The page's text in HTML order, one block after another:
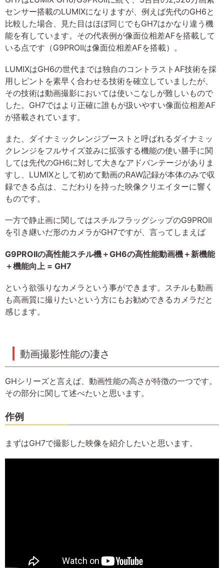
センサー搭載のLUMIXになりますが、例えば先代のGH6と
比較した場合、見た目はほぼ同じでもGH7はかなり違う機
能を有しています。その代表例が像面位相差AFを搭載して
いる点です（G9PROIIは像面位相差AFを搭載）。
LUMIXはGH6の世代までは独自のコントラストAF技術を採
用しピントを素早く合わせる技術を確立していましたが、
その技術は動画撮影においては使いこなしが難しいもので
した。GH7ではより正確に誰もが扱いやすい像面位相差AF
が搭載されています。
また、ダイナミックレンジブーストと呼ばれるダイナミッ
クレンジをフルサイズ並みに拡張する機能の使い勝手に関
しては先代のGH6に対して大きなアドバンテージがありま
すし、LUMIXとして初めて動画のRAW記録が本体のみで収
録できる点は、こだわりを持った映像クリエイターに響く
ものです。
一方で静止画に関してはスチルフラッグシップのG9PROII
を引き継いだ形のカメラがGH7ですが、言ってしまえば
G9PROIIの高性能スチル機＋GH6の高性能動画機＋新機能
＋機能向上 = GH7
という欲張りなカメラという事ができます。スチルも動画
も高画質に撮りたいという方にもお勧めできるカメラだと
感じます。
動画撮影性能の凄さ
GHシリーズと言えば、動画性能の高さが特徴の一つです。
その部分に関して述べたいと思います。
作例
まずはGH7で撮影した映像を紹介したいと思います。